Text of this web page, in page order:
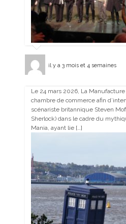
il y a 3 mois et 4 semaines
Le 24 mars 2026, La
chambre de commerce afin
scénariste britannique Steven
Sherlock) dans le cadre du
Mania, ayant lie […]